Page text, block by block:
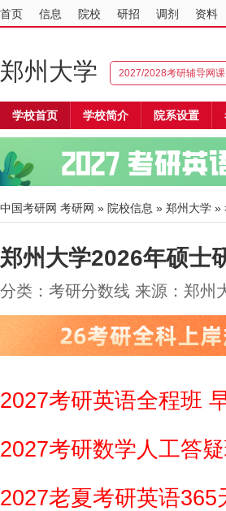
首页 信息 院校 研招 调剂 资料
郑州大学 2027/2028考研辅导网课
学校首页 学校简介 院系设置
中国考研网 考研网 » 院校信息 » 郑州大学 »
郑州大学2026年硕士
分类：考研分数线 来源：郑
2027考研英语全程班
2027考研数学人工答
2027老夏考研英语365